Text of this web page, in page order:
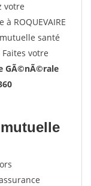
votre
ROQUEVAIRE
santé
Faites votre
GÃ©nÃ©rale